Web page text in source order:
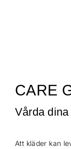
CARE
Vårda dina
Att kläder kan